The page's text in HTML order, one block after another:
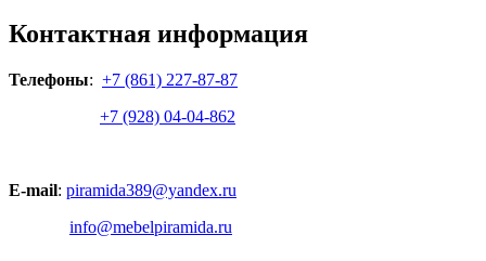
Контактная информация
Телефоны: +7 (861) 227-87-87
+7 (928) 04-04-862
E-mail: piramida389@yandex.ru
info@mebelpiramida.ru